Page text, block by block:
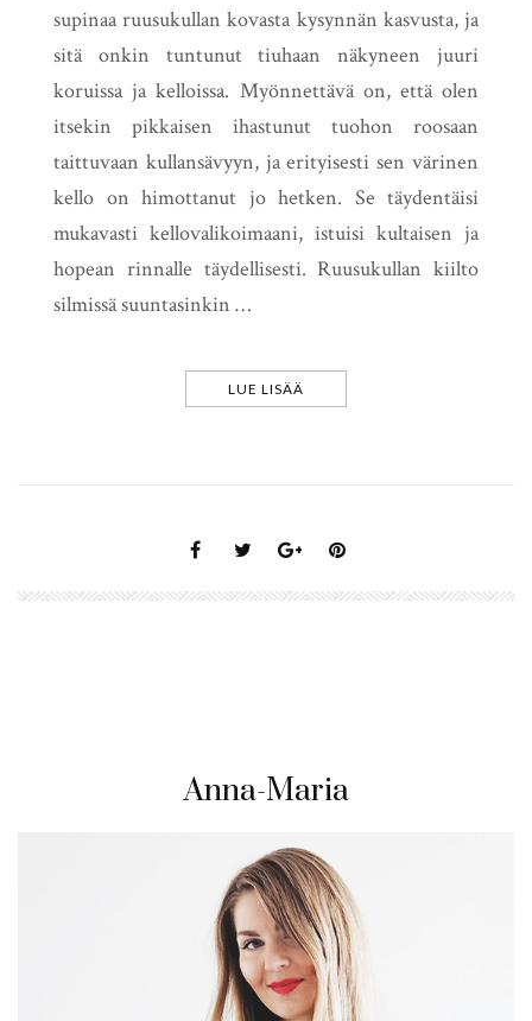
supinaa ruusukullan kovasta kysynnän kasvusta, ja
sitä onkin tuntunut tiuhaan näkyneen juuri
koruissa ja kelloissa. Myönnettävä on, että olen
itsekin pikkaisen ihastunut tuohon roosaan
taittuvaan kullansävyyn, ja erityisesti sen värinen
kello on himottanut jo hetken. Se täydentäisi
mukavasti kellovalikoimaani, istuisi kultaisen ja
hopean rinnalle täydellisesti. Ruusukullan kiilto
silmissä suuntasinkin …
LUE LISÄÄ
Anna-Maria